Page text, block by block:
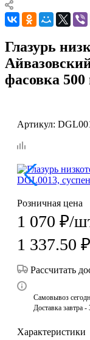
Глазурь
фасовка 500
Артикул:
Розничная цена
1 070 ₽/
1 337.50 ₽
Рассчитать
Самовывоз
Доставка завтра -
Характеристики